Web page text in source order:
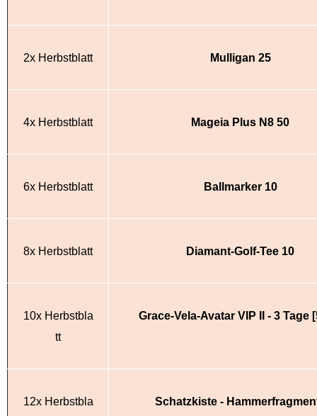
2x Herbstblatt Mulligan 25
4x Herbstblatt Mageia Plus N8 50
6x Herbstblatt Ballmarker 10
8x Herbstblatt Diamant-Golf-Tee 10
10x Herbstbla
tt
Grace-Vela-Avatar VIP II - 3 Tage
12x Herbstbla
Schatzkiste -